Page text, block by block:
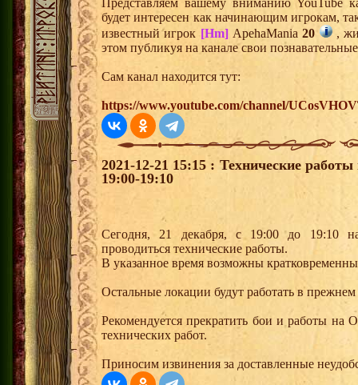
будет интересен как начинающим игрокам,
известный игрок [Hm]ApehaMania20
,
этом публикуя на канале свои
Сам канал находится тут:
https://www.youtube.com/channel/
2021-12-21 15:15 : Технические
19:00-19:10
Сегодня, 21 декабря, с 19:00 до 19:10
проводиться технические работы.
В указанное время возможны
Остальные локации будут работать в
Рекомендуется прекратить бои и работы на
технических работ.
Приносим извинения за доставленные